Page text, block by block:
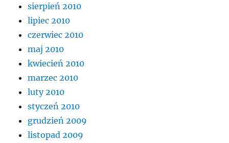
sierpień 2010
lipiec 2010
czerwiec 2010
maj 2010
kwiecień 2010
marzec 2010
luty 2010
styczeń 2010
grudzień 2009
listopad 2009